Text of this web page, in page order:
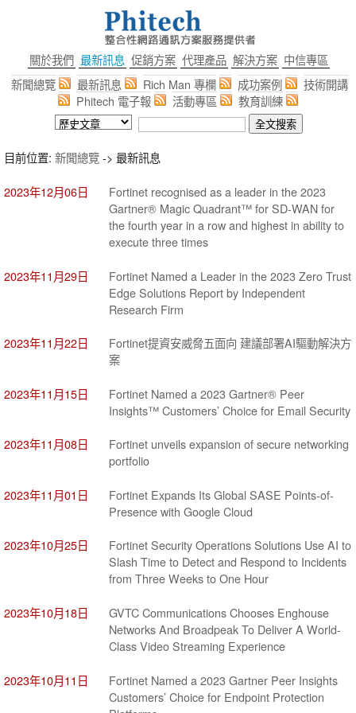
關於我們 最新訊息 促銷方案 代理產品 解決方案 中信專區
新聞總覽
最新訊息 Rich Man 專欄 成功案例
技術開講
Phitech 電子報
活動專區 教育訓練
目前位置: 新聞總覽-> 最新訊息
2023年12月06日
Fortinet recognised as a leader in the 2023
Gartner® Magic Quadrant™ for SD-WAN for
the fourth year in a row and highest in ability to
execute three times
2023年11月29日
Fortinet Named a Leader in the 2023 Zero Trust
Edge Solutions Report by Independent
Research Firm
2023年11月22日
Fortinet提資安威脅五面向 建議部署AI驅動解決方
案
2023年11月15日
Fortinet Named a 2023 Gartner® Peer
Insights™ Customers’ Choice for Email Security
2023年11月08日
Fortinet unveils expansion of secure networking
portfolio
2023年11月01日
Fortinet Expands Its Global SASE Points-of-
Presence with Google Cloud
2023年10月25日
Fortinet Security Operations Solutions Use AI to
Slash Time to Detect and Respond to Incidents
from Three Weeks to One Hour
2023年10月18日
GVTC Communications Chooses Enghouse
Networks And Broadpeak To Deliver A World-
Class Video Streaming Experience
2023年10月11日
Fortinet Named a 2023 Gartner Peer Insights
Customers’ Choice for Endpoint Protection